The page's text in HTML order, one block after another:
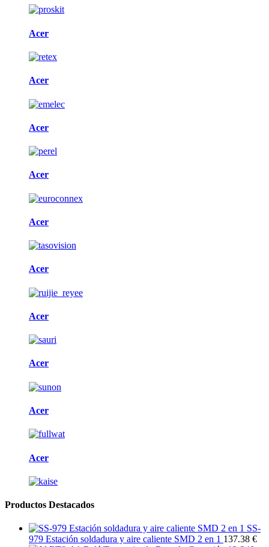
Acer
Acer
Acer
Acer
Acer
Acer
Acer
Acer
Acer
Acer
Productos Destacados
SS-
979 Estación soldadura y aire caliente SMD 2 en 1 137.38 €